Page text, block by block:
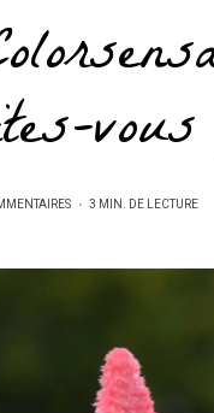
3 MIN. DE LECTURE